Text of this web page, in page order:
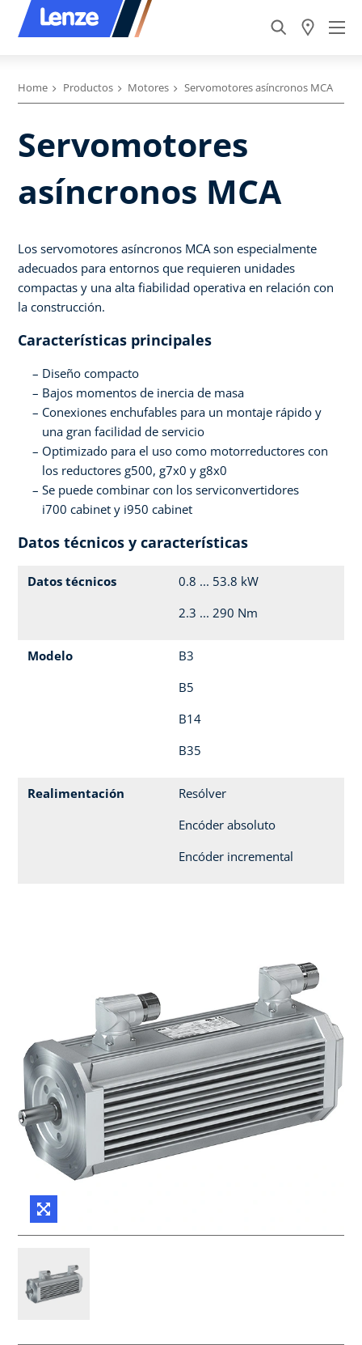
Home Productos Motores Servomotores asíncronos MCA
Servomotores
asíncronos MCA
Los servomotores asíncronos MCA son especialmente
adecuados para entornos que requieren unidades
compactas y una alta fiabilidad operativa en relación con
la construcción.
Características principales
Diseño compacto
Bajos momentos de inercia de masa
Conexiones enchufables para un montaje rápido y
una gran facilidad de servicio
Optimizado para el uso como motorreductores con
los reductores g500, g7x0 y g8x0
Se puede combinar con los serviconvertidores
i700 cabinet y i950 cabinet
Datos técnicos y características
Datos técnicos
0.8 ... 53.8 kW
2.3 ... 290 Nm
Modelo
B3
B5
B14
B35
Realimentación
Resólver
Encóder absoluto
Encóder incremental